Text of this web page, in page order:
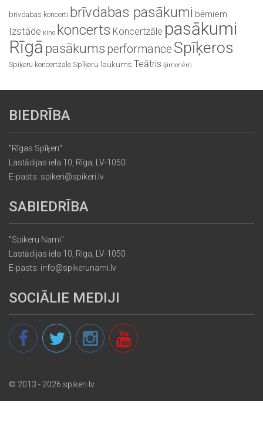
brīvdabas koncerti brīvdabas pasākumi bērniem
Izstāde kino koncerts Koncertzāle pasākumi
Rīgā pasākums performance Spīķeros
Spīķeru koncertzāle Spīķeru laukums Teātris ģimenēm
BIEDRĪBA
"Rīgas Spīķeri"
Lastādijas iela 10, Rīga, LV-1050
E-pasts: spikeri@spikeri.lv
SABIEDRĪBA
"Spikeru Nami"
Lastādijas iela 10, Rīga, LV-1050
E-pasts: info@spikerunami.lv
SOCIĀLIE MEDIJI
© 2013 - 2026 spikeri.lv